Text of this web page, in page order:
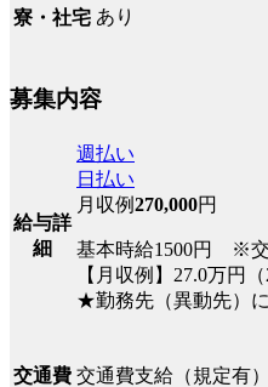
寮・社宅 あり
募集内容
給与詳
細
週払い
日払い
月収例270,000円
基本時給1500円 ※
【月収例】27.0万円
★勤務先（異動先）
交通費 交通費支給（規定有）